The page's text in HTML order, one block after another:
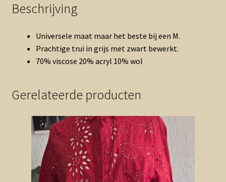
Beschrijving
Universele maat maar het beste bij een M.
Prachtige trui in grijs met zwart bewerkt.
70% viscose 20% acryl 10% wol
Gerelateerde producten